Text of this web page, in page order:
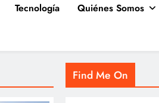
Tecnología Quiénes Somos
Find Me On